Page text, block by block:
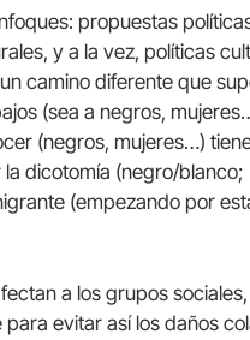
propuestas
y a la vez, políticas
camino diferente que
(sea a negros,
(negros, mujeres…)
dicotomía (negro/blanco;
(empezando por
a los grupos
evitar así los daños